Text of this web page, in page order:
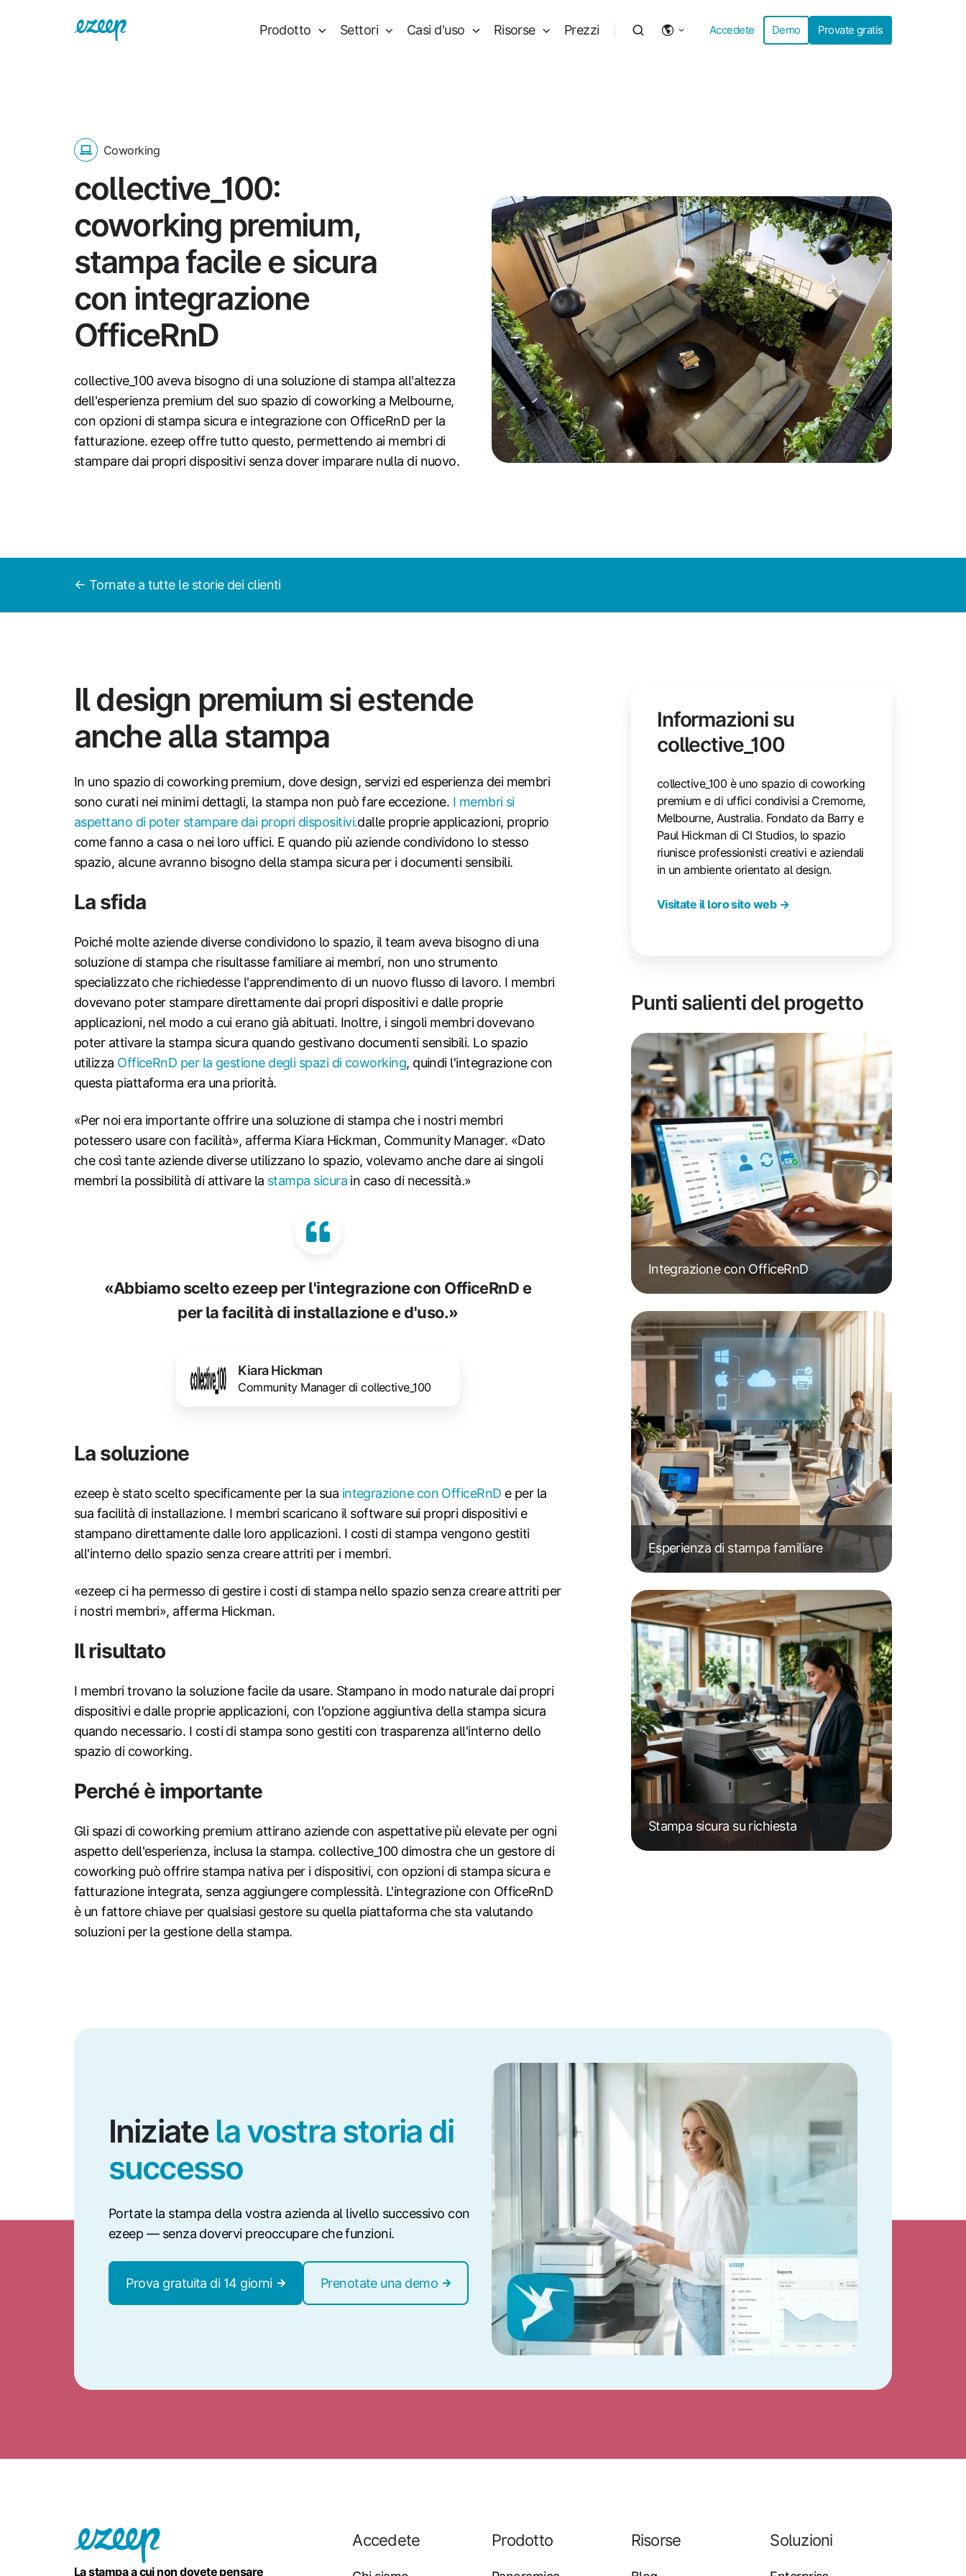
Prodotto Settori Casi d'uso Risorse Prezzi Accedete Demo Provate gratis
Coworking
collective_100:
coworking premium,
stampa facile e sicura
con integrazione
OfficeRnD
collective_100 aveva bisogno di una soluzione di stampa all'altezza
dell'esperienza premium del suo spazio di coworking a Melbourne,
con opzioni di stampa sicura e integrazione con OfficeRnD per la
fatturazione. ezeep offre tutto questo, permettendo ai membri di
stampare dai propri dispositivi senza dover imparare nulla di nuovo.
← Tornate a tutte le storie dei clienti
Il design premium si estende
anche alla stampa
In uno spazio di coworking premium, dove design, servizi ed esperienza dei membri
sono curati nei minimi dettagli, la stampa non può fare eccezione. I membri si
aspettano di poter stampare dai propri dispositivi.dalle proprie applicazioni, proprio
come fanno a casa o nei loro uffici. E quando più aziende condividono lo stesso
spazio, alcune avranno bisogno della stampa sicura per i documenti sensibili.
La sfida
Poiché molte aziende diverse condividono lo spazio, il team aveva bisogno di una
soluzione di stampa che risultasse familiare ai membri, non uno strumento
specializzato che richiedesse l'apprendimento di un nuovo flusso di lavoro. I membri
dovevano poter stampare direttamente dai propri dispositivi e dalle proprie
applicazioni, nel modo a cui erano già abituati. Inoltre, i singoli membri dovevano
poter attivare la stampa sicura quando gestivano documenti sensibili. Lo spazio
utilizza OfficeRnD per la gestione degli spazi di coworking, quindi l'integrazione con
questa piattaforma era una priorità.
«Per noi era importante offrire una soluzione di stampa che i nostri membri
potessero usare con facilità», afferma Kiara Hickman, Community Manager. «Dato
che così tante aziende diverse utilizzano lo spazio, volevamo anche dare ai singoli
membri la possibilità di attivare la stampa sicura in caso di necessità.»
«Abbiamo scelto ezeep per l'integrazione con OfficeRnD e
per la facilità di installazione e d'uso.»
Kiara Hickman
Community Manager di collective_100
La soluzione
ezeep è stato scelto specificamente per la sua integrazione con OfficeRnD e per la
sua facilità di installazione. I membri scaricano il software sui propri dispositivi e
stampano direttamente dalle loro applicazioni. I costi di stampa vengono gestiti
all'interno dello spazio senza creare attriti per i membri.
«ezeep ci ha permesso di gestire i costi di stampa nello spazio senza creare attriti per
i nostri membri», afferma Hickman.
Il risultato
I membri trovano la soluzione facile da usare. Stampano in modo naturale dai propri
dispositivi e dalle proprie applicazioni, con l'opzione aggiuntiva della stampa sicura
quando necessario. I costi di stampa sono gestiti con trasparenza all'interno dello
spazio di coworking.
Perché è importante
Gli spazi di coworking premium attirano aziende con aspettative più elevate per ogni
aspetto dell'esperienza, inclusa la stampa. collective_100 dimostra che un gestore di
coworking può offrire stampa nativa per i dispositivi, con opzioni di stampa sicura e
fatturazione integrata, senza aggiungere complessità. L'integrazione con OfficeRnD
è un fattore chiave per qualsiasi gestore su quella piattaforma che sta valutando
soluzioni per la gestione della stampa.
Informazioni su
collective_100
collective_100 è uno spazio di coworking
premium e di uffici condivisi a Cremorne,
Melbourne, Australia. Fondato da Barry e
Paul Hickman di CI Studios, lo spazio
riunisce professionisti creativi e aziendali
in un ambiente orientato al design.
Visitate il loro sito web →
Punti salienti del progetto
Integrazione con OfficeRnD
Esperienza di stampa familiare
Stampa sicura su richiesta
Iniziatela vostra storia di
successo
Portate la stampa della vostra azienda al livello successivo con
ezeep — senza dovervi preoccupare che funzioni.
Prova gratuita di 14 giorni Prenotate una demo
La stampa a cui non dovete pensare
Accedete Prodotto Risorse Soluzioni